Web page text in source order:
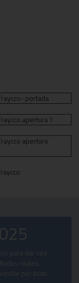
para dar voz
reales.
por todo